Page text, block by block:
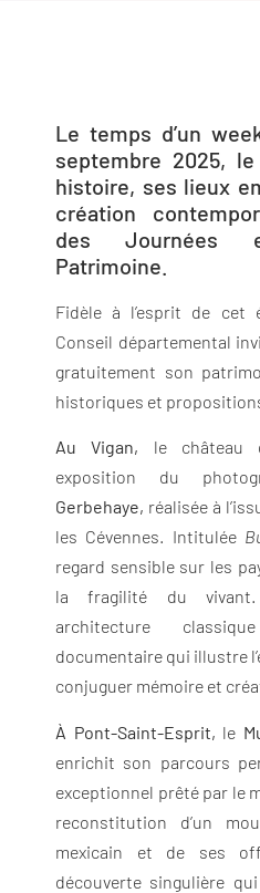
Le temps d’un
septembre 2025,
histoire, ses lieux
création
des Journées
Patrimoine.
Fidèle à l’esprit de cet
Conseil départemental
gratuitement son
historiques et
Au Vigan, le château
exposition du
Gerbehaye, réalisée à
les Cévennes. Intitulée
regard sensible sur les
la fragilité du
architecture
documentaire qui illustre
conjuguer mémoire et
À Pont-Saint-Esprit, le
enrichit son parcours
exceptionnel prêté par le
reconstitution d’un
mexicain et de ses
découverte singulière